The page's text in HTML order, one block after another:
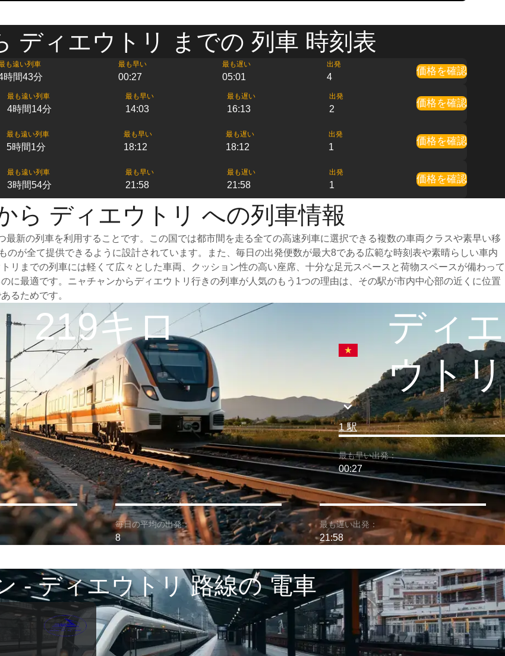
ディエウトリ までの 列車 時刻表
も遠い列車
時間43分
最も早い
00:27
最も遅い
05:01
出発
4
価格を確認
最も遠い列車
4時間14分
最も早い
14:03
最も遅い
16:13
出発
2
価格を確認
最も遠い列車
5時間1分
最も早い
18:12
最も遅い
18:12
出発
1
価格を確認
最も遠い列車
3時間54分
最も早い
21:58
最も遅い
21:58
出発
1
価格を確認
ら ディエウトリ への列車情報
新の列車を利用することです。この国では都市間を走る全ての高速列車に選択できる複数の車両クラスや素早い移
が全て提供できるように設計されています。また、毎日の出発便数が最大8である広範な時刻表や素晴らしい車内
リまでの列車には軽くて広々とした車両、クッション性の高い座席、十分な足元スペースと荷物スペースが備わって
に最適です。ニャチャンからディエウトリ行きの列車が人気のもう1つの理由は、その駅が市内中心部の近くに位置
るためです。
219キロ
ディエ
ウトリ
1 駅
最も早い出発：
00:27
毎日の平均の出発：
8
最も遅い出発：
21:58
- ディエウトリ 路線の 電車